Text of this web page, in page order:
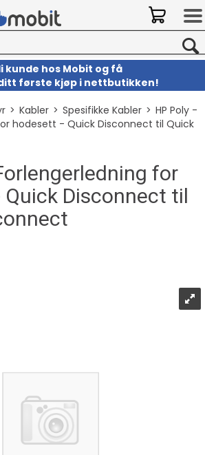
kunde hos Mobit og få
ditt første kjøp i nettbutikken!
>Kabler>Spesifikke Kabler>HP Poly -
hodesett - Quick Disconnect til Quick
for
Disconnect til